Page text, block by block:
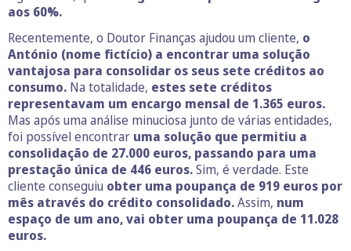
aos 60%.
Recentemente, o Doutor Finanças ajudou um cliente, o
António (nome fictício) a encontrar uma solução
vantajosa para consolidar os seus sete créditos ao
consumo. Na totalidade, estes sete créditos
representavam um encargo mensal de 1.365 euros.
Mas após uma análise minuciosa junto de várias entidades,
foi possível encontrar uma solução que permitiu a
consolidação de 27.000 euros, passando para uma
prestação única de 446 euros.Sim, é verdade. Este
cliente conseguiu obter uma poupança de 919 euros por
mês através do crédito consolidado.Assim, num
espaço de um ano, vai obter uma poupança de 11.028
euros.